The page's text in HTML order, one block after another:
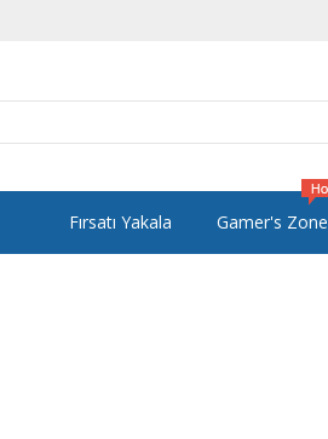
Fırsatı Yakala Gamer's Zone